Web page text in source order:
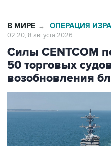
Силы CENTCOM
50 торговых судов
возобновления